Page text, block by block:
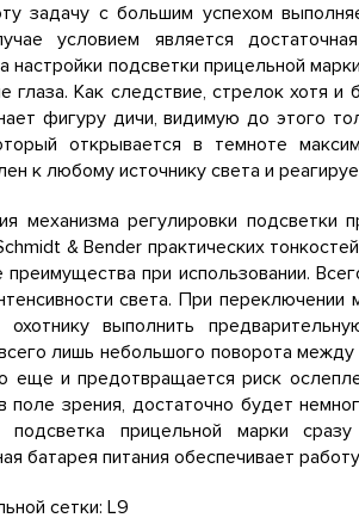
задачу с большим успехом
условием является
настройки подсветки прицельной
глаза. Как следствие, стрелок хотя
фигуру дичи, видимую до этого
открывается в темноте
к любому источнику света и
механизма регулировки подсветки
& Bender практических
преимущества при использовании.
света. При
охотнику выполнить
лишь небольшого поворота между
еще и предотвращается риск
поле зрения, достаточно будет
прицельной марки
батарея питания обеспечивает
сетки: L9